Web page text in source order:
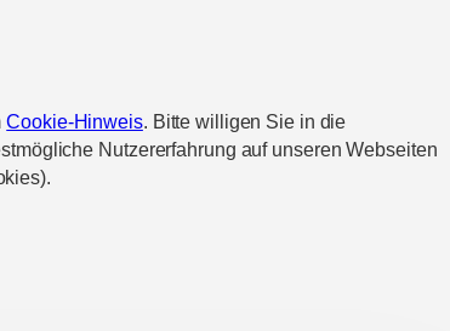
Cookie-Hinweis. Bitte willigen Sie in die
Nutzererfahrung auf unseren Webseiten